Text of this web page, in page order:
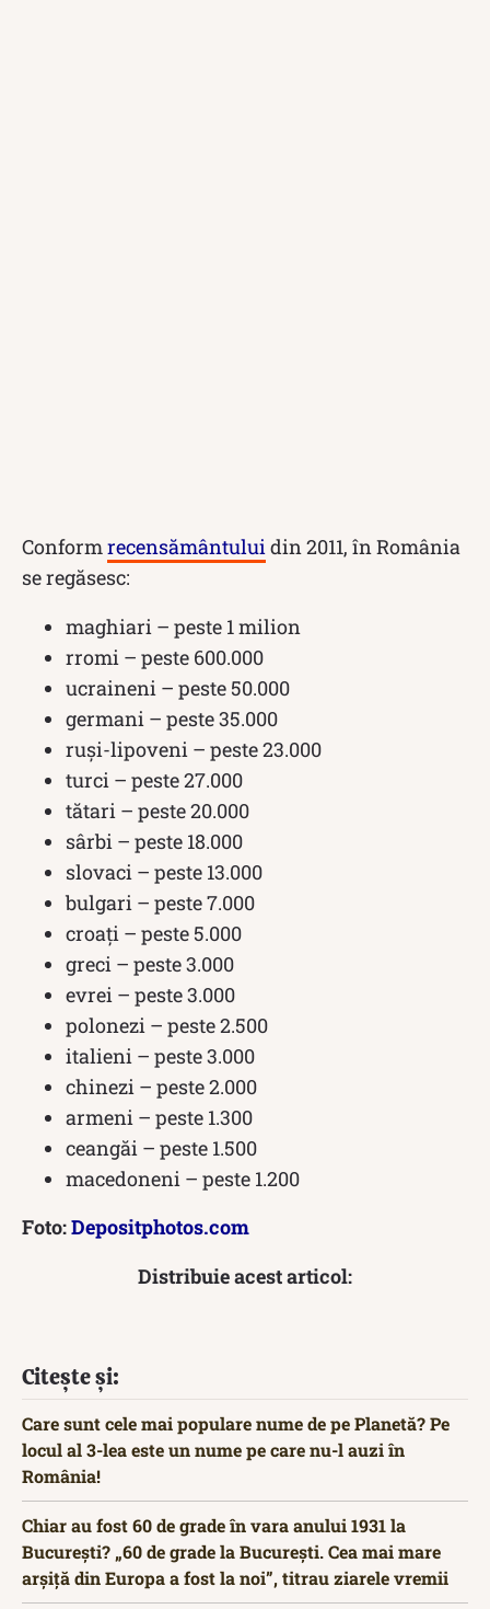
Conformrecensământuluidin 2011, în România
se regăsesc:
maghiari – peste 1 milion
rromi – peste 600.000
ucraineni – peste 50.000
germani – peste 35.000
ruși-lipoveni – peste 23.000
turci – peste 27.000
tătari – peste 20.000
sârbi – peste 18.000
slovaci – peste 13.000
bulgari – peste 7.000
croați – peste 5.000
greci – peste 3.000
evrei – peste 3.000
polonezi – peste 2.500
italieni – peste 3.000
chinezi – peste 2.000
armeni – peste 1.300
ceangăi – peste 1.500
macedoneni – peste 1.200
Foto:Depositphotos.com
Distribuie acest articol:
Citește și:
Care sunt cele mai populare nume de pe Planetă? Pe
locul al 3-lea este un nume pe care nu-l auzi în
România!
Chiar au fost 60 de grade în vara anului 1931 la
București? „60 de grade la București. Cea mai mare
arșiță din Europa a fost la noi”, titrau ziarele vremii